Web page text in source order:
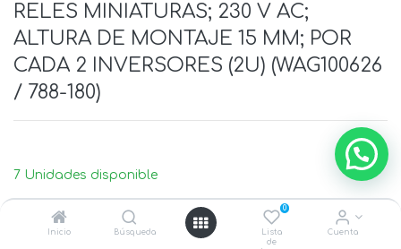
Inicio Búsqueda
0
Lista
de
Cuenta
RELES MINIATURAS; 230 V AC;
ALTURA DE MONTAJE 15 MM; POR
CADA 2 INVERSORES (2U) (WAG100626
/ 788-180)
7 Unidades disponible